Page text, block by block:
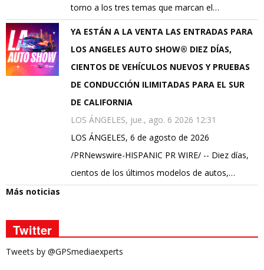
torno a los tres temas que marcan el…
YA ESTÁN A LA VENTA LAS ENTRADAS PARA
LOS ANGELES AUTO SHOW® DIEZ DÍAS,
CIENTOS DE VEHÍCULOS NUEVOS Y PRUEBAS
DE CONDUCCIÓN ILIMITADAS PARA EL SUR
DE CALIFORNIA
LOS ÁNGELES, jue., ago. 6 2026 12:31
LOS ÁNGELES, 6 de agosto de 2026
/PRNewswire-HISPANIC PR WIRE/ -- Diez días,
cientos de los últimos modelos de autos,…
Más noticias
Twitter
Tweets by @GPSmediaexperts